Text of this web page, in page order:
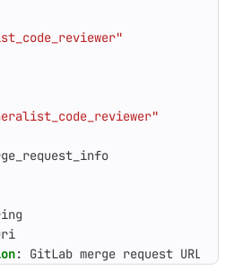
: GitLab merge request URL